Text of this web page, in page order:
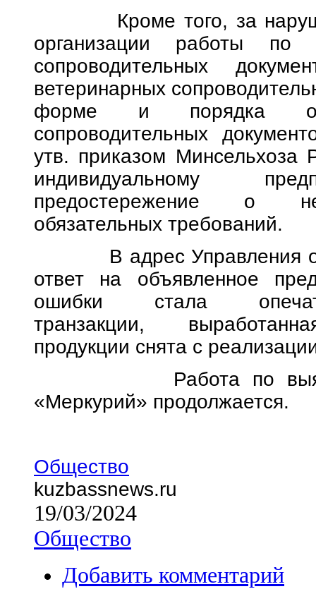
Кроме того, за
организации работы по
сопроводительных
ветеринарных
форме и порядка
сопроводительных
утв. приказом
индивидуальному
предостережение о
обязательных требований.
В адрес Управления от
ответ на объявленное
ошибки стала
транзакции,
продукции снята с
Работа по
«Меркурий» продолжается.
Общество
kuzbassnews.ru
19/03/2024
Общество
Добавить комментарий